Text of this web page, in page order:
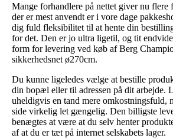
Mange forhandlere på nettet giver nu flere
der er mest anvendt er i vore dage
dig fuld fleksibilitet til at hente din
for det. Den er jo ultra ligetil, og tit
form for levering ved køb af Berg
sikkerhedsnet ø270cm.
Du kunne ligeledes vælge at bestille
din bopæl eller til adressen på dit arbejde.
uheldigvis en tand mere omkostningsfuld,
side virkelig let gængelig. Den billigste
benægtes at være at du selv henter
af at du er tæt på internet selskabets lager.